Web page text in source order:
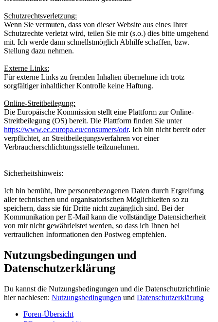
Schutzrechtsverletzung:
Wenn Sie vermuten, dass von dieser Website aus eines Ihrer
Schutzrechte verletzt wird, teilen Sie mir (s.o.) dies bitte umgehend
mit. Ich werde dann schnellstmöglich Abhilfe schaffen, bzw.
Stellung dazu nehmen.
Externe Links:
Für externe Links zu fremden Inhalten übernehme ich trotz
sorgfältiger inhaltlicher Kontrolle keine Haftung.
Online-Streitbeilegung:
Die Europäische Kommission stellt eine Plattform zur Online-
Streitbeilegung (OS) bereit. Die Plattform finden Sie unter
https://www.ec.europa.eu/consumers/odr. Ich bin nicht bereit oder
verpflichtet, an Streitbeilegungsverfahren vor einer
Verbraucherschlichtungsstelle teilzunehmen.
Sicherheitshinweis:
Ich bin bemüht, Ihre personenbezogenen Daten durch Ergreifung
aller technischen und organisatorischen Möglichkeiten so zu
speichern, dass sie für Dritte nicht zugänglich sind. Bei der
Kommunikation per E-Mail kann die vollständige Datensicherheit
von mir nicht gewährleistet werden, so dass ich Ihnen bei
vertraulichen Informationen den Postweg empfehlen.
Nutzungsbedingungen und
Datenschutzerklärung
Du kannst die Nutzungsbedingungen und die Datenschutzrichtlinie
hier nachlesen: Nutzungsbedingungen und Datenschutzerklärung
Foren-Übersicht